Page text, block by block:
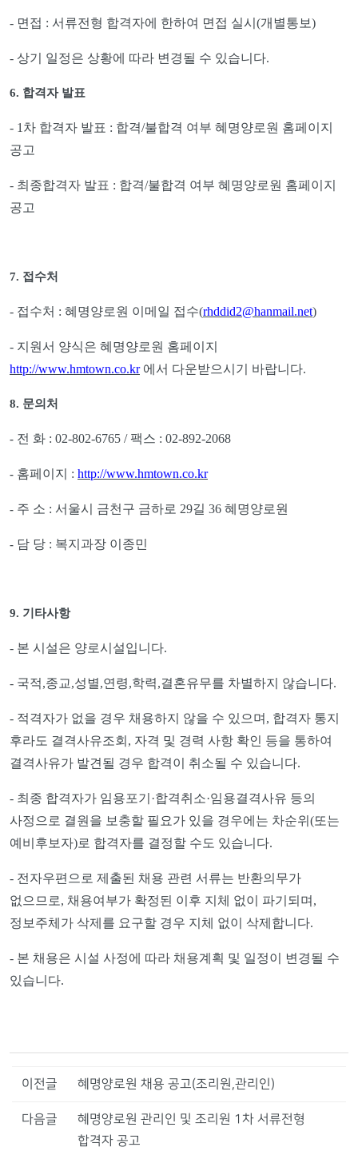
- 면접 : 서류전형 합격자에 한하여 면접 실시 (개별통보)
- 상기 일정은 상황에 따라 변경될 수 있습니다.
6. 합격자 발표
- 1 차 합격자 발표 : 합격/불합격 여부 혜명양로원 홈페이지
공고
- 최종합격자 발표 : 합격/불합격 여부 혜명양로원 홈페이지
공고
7. 접수처
- 접수처 : 혜명양로원 이메일 접수(rhddid2@hanmail.net)
- 지원서 양식은 혜명양로원 홈페이지
http://www.hmtown.co.kr 에서 다운받으시기 바랍니다.
8. 문의처
- 전 화 : 02-802-6765 / 팩스 : 02-892-2068
- 홈페이지 : http://www.hmtown.co.kr
- 주 소 : 서울시 금천구 금하로 29길 36 혜명양로원
- 담 당 : 복지과장 이종민
9. 기타사항
- 본 시설은 양로시설입니다.
- 국적,종교,성별,연령,학력,결혼유무를 차별하지 않습니다.
- 적격자가 없을 경우 채용하지 않을 수 있으며 , 합격자 통지
후라도 결격사유조회 , 자격 및 경력 사항 확인 등을 통하여
결격사유가 발견될 경우 합격이 취소될 수 있습니다.
- 최종 합격자가 임용포기 ·합격취소·임용결격사유 등의
사정으로 결원을 보충할 필요가 있을 경우에는 차순위 (또는
예비후보자)로 합격자를 결정할 수도 있습니다.
- 전자우편으로 제출된 채용 관련 서류는 반환의무가
없으므로, 채용여부가 확정된 이후 지체 없이 파기되며 ,
정보주체가 삭제를 요구할 경우 지체 없이 삭제합니다.
- 본 채용은 시설 사정에 따라 채용계획 및 일정이 변경될 수
있습니다.
이전글 혜명양로원 채용 공고(조리원,관리인)
다음글
혜명양로원 관리인 및 조리원 1차 서류전형
합격자 공고